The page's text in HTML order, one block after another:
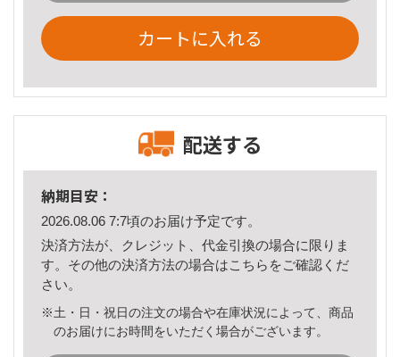
カートに入れる
配送する
納期目安：
2026.08.06 7:7頃のお届け予定です。
決済方法が、クレジット、代金引換の場合に限りま
す。その他の決済方法の場合はこちら をご確認くだ
さい。
※土・日・祝日の注文の場合や在庫状況によって、商品
のお届けにお時間をいただく場合がございます。